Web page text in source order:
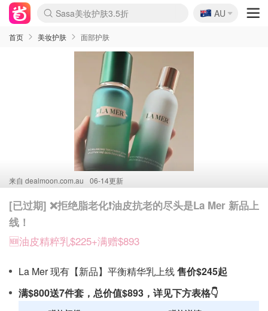
lululemon本周上新
Sasa美妆护肤3.5折
SSENSE年中3折
FreshBeauty好价汇总
Cettire降价+叠9折
Farfetch折上8折
WWS Coles超市实拍
viagogo二手票捡漏
Myer清仓1折起
The Outnet奢牌1折起
David Jones 3折起
Flannels大牌1折
Perfumes Club护肤1折
AMIRO返校季6.2折
Oweek抽奖送Airpods
Amazon折扣汇总
eToro入金$200送$50
Amazon数码好物
ICONIC本周7.5折
ThedoubleF高奢地板价
Moose Knuckles 6折
丝芙兰5折起
EUFY官网3.7折起
Selenichast首饰2折
Trip机票酒店促销
YSL送5件彩妆礼
Amazon家居好物
BIGBANG巡演开票
David Jones时尚3折
Amazon美妆护肤
雅漾大喷$8
过敏原检测盒$33
伊索独家赠50ml沐浴露
科颜氏送高保湿面霜
SEALIFE海洋馆门票6折
丝塔芙大白罐$16
订阅Newsletter送香薰
Cult Beauty 6.8折
Harrods圣诞日历2.3折
LN-CC奢牌私促3折
d'Alba空姐喷雾$16
EVE LOM套装逆天2折
Bernardelli独家4折
Adore Beauty 6折起
CT圣诞日历
Mytheresa奢品2.7折
🇦🇺
AU
首页 美妆护肤 面部护肤
来自 dealmoon.com.au 06-14更新
[已过期] ❌️拒绝脂老化❗️油皮抗老的尽头是La Mer 新品上
线！
🆕油皮精粹乳$225+满赠$893
La Mer 现有【新品】平衡精华乳上线售价$245起
满$800送7件套，总价值$893，详见下方表格👇